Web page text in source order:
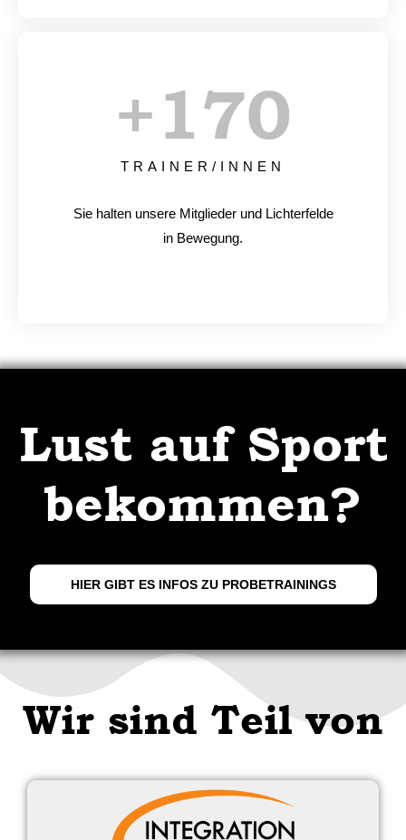
TRAINER/INNEN
+170
Sie halten unsere Mitglieder und Lichterfelde
in Bewegung.
Lust auf Sport
bekommen?
HIER GIBT ES INFOS ZU PROBETRAININGS
Wir sind Teil von